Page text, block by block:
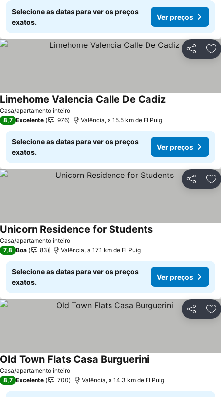
Selecione as datas para ver os preços
exatos.
Ver preços
Partilhar
Casa/apartamento inteiro
Limehome Valencia Calle De Cadiz
8,7 Excelente 976 Valência, a 15.5 km de El Puig
Selecione as datas para ver os preços
exatos.
Ver preços
Partilhar
Casa/apartamento inteiro
Unicorn Residence for Students
7,8 Boa 83 Valência, a 17.1 km de El Puig
Selecione as datas para ver os preços
exatos.
Ver preços
Partilhar
Casa/apartamento inteiro
Old Town Flats Casa Burguerini
8,7 Excelente 700 Valência, a 14.3 km de El Puig